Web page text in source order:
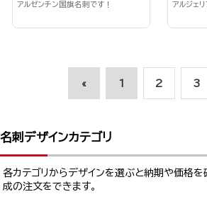
アルゼンチン国旗名刺です！ アルジェ
« 1 2 3
名刺デザインカテゴリ
各カテゴリからデザインを選ぶと納期や価格
成の注文をできます。